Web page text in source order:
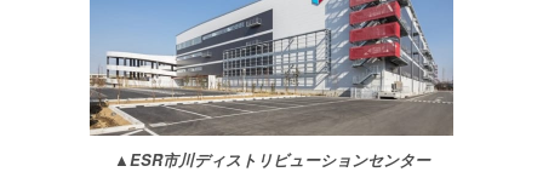
▲ESR市川ディストリビューションセンター